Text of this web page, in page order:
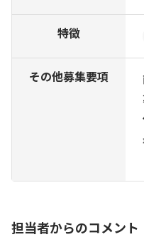
特徴
その他募集要項
担当者からのコメント